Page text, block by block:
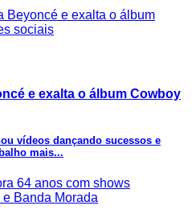
e exalta o álbum Cowboy
vídeos dançando sucessos e
mais...